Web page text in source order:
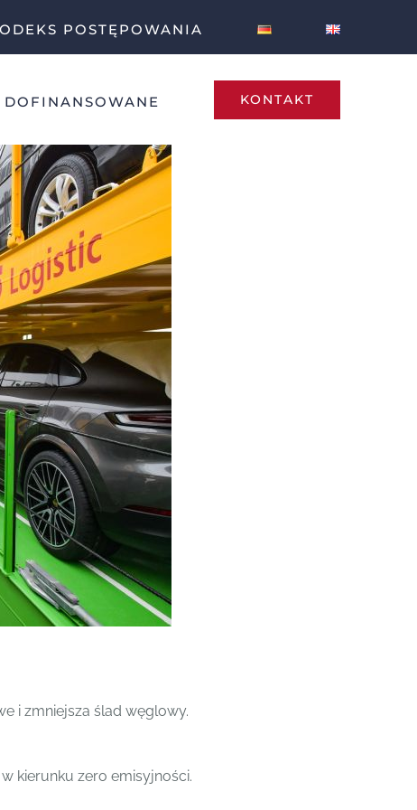
POSTĘPOWANIA
DOFINANSOWANE KONTAKT
i zmniejsza ślad węglowy.
kierunku zero emisyjności.